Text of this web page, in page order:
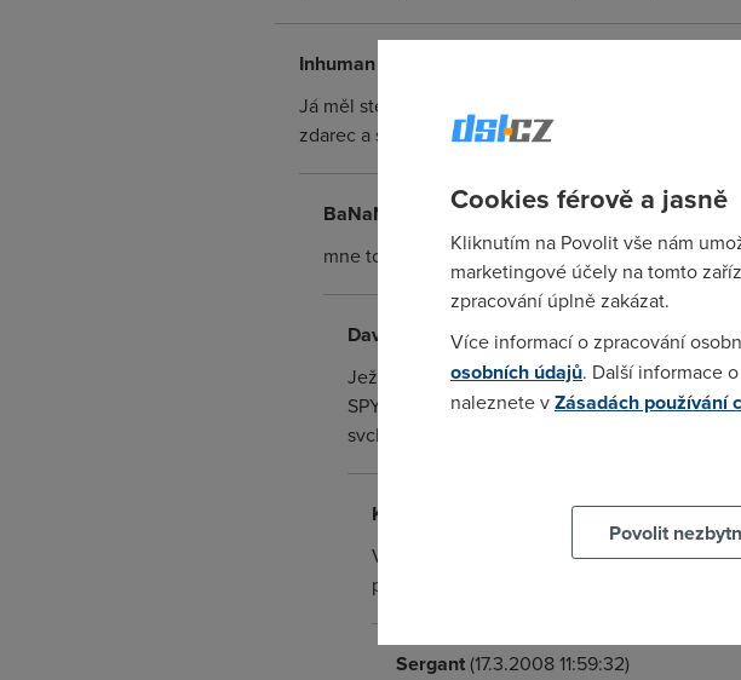
Inhuman
Já měl stejnej problém pomohlo mi naistalovat
zdarec a sežente si ještě ňákej ANti Adware a
BaNaNA
(6.9.2007 15:25:10)
mne to robi stale mam zapnuti fw a furt a mam s
David
(6.9.2007 21:06:36)
Ježíš jakej problém, doprd? Generic host
SPYWARE! Jeho "odblokováním" získáte tak
svchost.exe, tak je to V POŘÁDKU, NEJDE o
Krtek
(27.10.2007 01:55:26)
Vir to urcite neni, ale chova se dost
pirpojeni do site a prestane fungovat zvuk.
Sergant(17.3.2008 11:59:32)
Cookies férově a jasně
Kliknutím na Povolit vše nám
marketingové účely na tomto
zpracování úplně zakázat.
Více informací o zpracování
osobních údajů. Další informace
naleznete vZásadách používání
Povolit